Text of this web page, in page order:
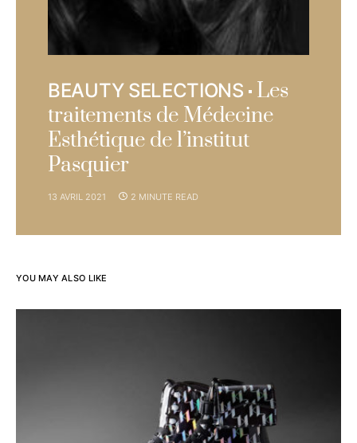
BEAUTY SELECTIONS
Les
traitements de Médecine
Esthétique de l’institut
Pasquier
13 AVRIL 2021 2 MINUTE READ
YOU MAY ALSO LIKE